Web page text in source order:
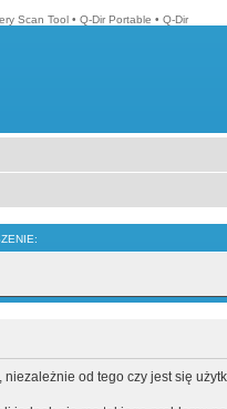
Scan Tool • Q-Dir Portable • Q-Dir
, niezależnie od tego czy jest się